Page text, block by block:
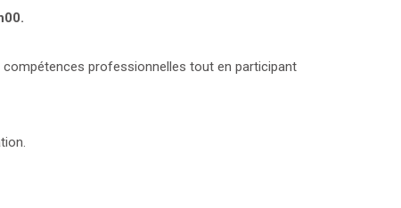
professionnelles tout en participant